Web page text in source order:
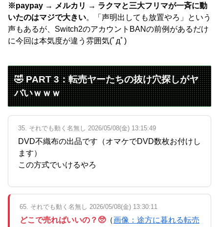
※paypay → メルカリ → ラクマと三大フリマが一斉に動
いたのはマジで大きい。「声明出しても放置やろ」という
声もあるが、Switch2のアカウントBANの前例があるだけ
に今回は本気度が違う雰囲気(ﾟдﾟ)
🤣 PART 3：転売ヤーたちの抜け穴探しがヤ
バいｗｗｗ
35. それでも動く名無し 2026/05/08(金) 13:15:49
DVD不織布の出品です（オマケでDVD数枚お付けし
ます）
この方式でいけるやろ
65. それでも動く名無し 2026/05/08(金) 13:30:11
どこで売ればいいの？🥺（画像：途方に暮れる転売